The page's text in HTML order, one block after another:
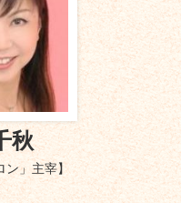
秋
ン」主宰】